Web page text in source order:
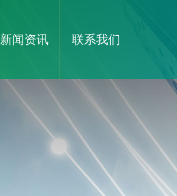
新闻资讯 联系我们